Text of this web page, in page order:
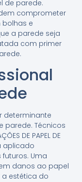
de parede.
comprometer
e
a parede seja
com primer
determinante
parede. Técnicos
DE PAPEL DE
aplicado
Uma
danos ao papel
estética do